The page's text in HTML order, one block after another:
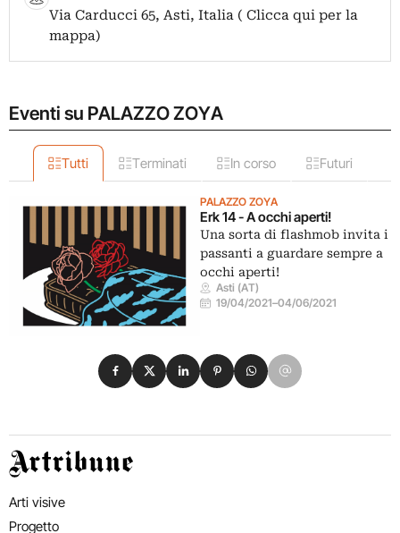
Via Carducci 65, Asti, Italia ( Clicca qui per la
mappa)
Eventi su PALAZZO ZOYA
Tutti Terminati In corso Futuri
PALAZZO ZOYA
Erk 14 - A occhi aperti!
Una sorta di flashmob invita i
passanti a guardare sempre a
occhi aperti!
Asti (AT)
19/04/2021–04/06/2021
Condividi su Facebook
Condividi su X
Condividi su LinkedIn
Condividi su Pinterest
Condividi su WhatsApp
Condividi su Email
Artribune
Arti visive
Progetto